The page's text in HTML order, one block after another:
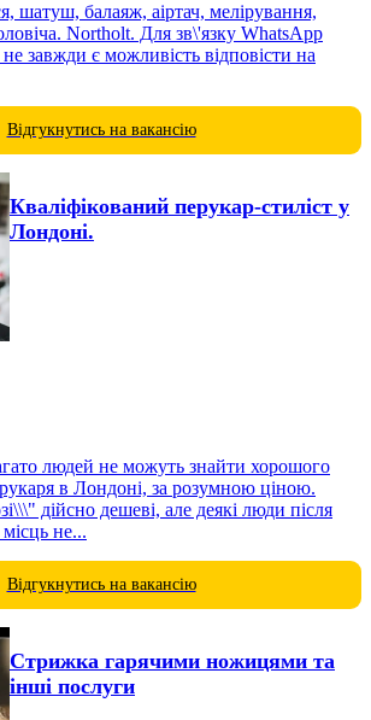
шатуш, балаяж, аіртач, мелірування,
Northolt. Для зв\'язку WhatsApp
завжди є можливість відповісти на
Відгукнутись на вакансію
Кваліфікований перукар-стиліст у
Лондоні.
людей не можуть знайти хорошого
в Лондоні, за розумною ціною.
дійсно дешеві, але деякі люди після
не...
Відгукнутись на вакансію
Стрижка гарячими ножицями та
інші послуги